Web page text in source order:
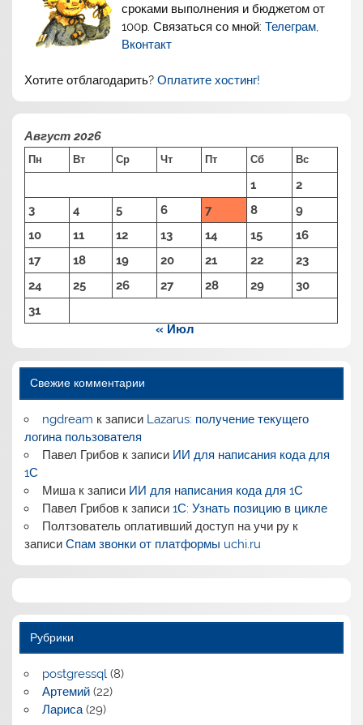
сроками выполнения и бюджетом от
100р. Связаться со мной:Телеграм,
Вконтакт
Хотите отблагодарить?Оплатите хостинг!
Август 2026
Пн Вт Ср Чт Пт Сб Вс
1
2
3
4 5 6 7 8
9
10
11 12 13 14 15
16
17
18 19 20 21 22
23
24
25 26 27 28 29
30
31
« Июл
Свежие комментарии
ngdream к записи Lazarus: получение текущего
логина пользователя
Павел Грибовк записи ИИ для написания кода для
1С
Мишак записи ИИ для написания кода для 1С
Павел Грибовк записи 1С: Узнать позицию в цикле
Полтзователь оплативший доступ на учи рук
записиСпам звонки от платформы uchi.ru
Рубрики
postgressql(8)
Артемий(22)
Лариса(29)